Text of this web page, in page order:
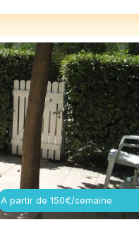
A partir de 150€/semaine